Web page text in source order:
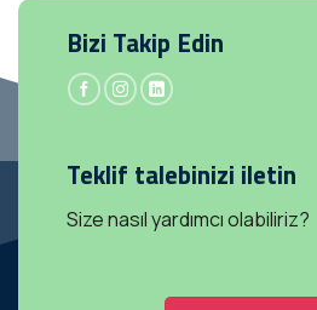
Bizi Takip Edin
Teklif talebinizi iletin
Size nasıl yardımcı olabiliriz?